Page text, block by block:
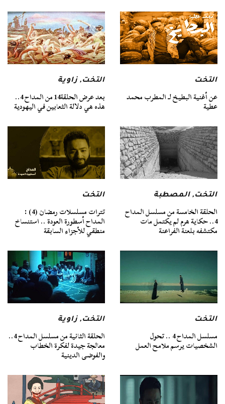
التخت
عن أغنية البطيخ لـ المطرب محمد
عطية
التخت, زاوية
بعد عرض الحلقة14 من المداح 4..
هذه هي دلالة الثعابين في اليهودية
التخت,المصطبة
الحلقة الخامسة من مسلسل المداح
4.. حكاية هرم لم يكتمل مات
مكتشفه بلعنة الفراعنة
التخت
تترات مسلسلات رمضان (4) :
المداح أسطورة العودة .. استنساخ
منطقي للأجزاء السابقة
التخت
مسلسل المداح 4 .. تحول
الشخصيات يرسم ملامح العمل
التخت, زاوية
الحلقة الثانية من مسلسل المداح 4..
معالجة جيدة لفكرة الخطاب
والفوضى الدينية